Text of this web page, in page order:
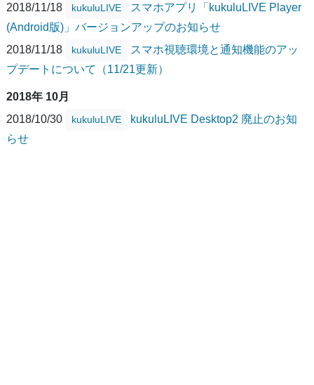
2018/11/18
kukuluLIVE
スマホアプリ「kukuluLIVE Player
(Android版)」バージョンアップのお知らせ
2018/11/18
kukuluLIVE
スマホ視聴環境と通知機能のアッ
プデートについて（11/21更新）
2018年 10月
2018/10/30
kukuluLIVE
kukuluLIVE Desktop2 廃止のお知
らせ